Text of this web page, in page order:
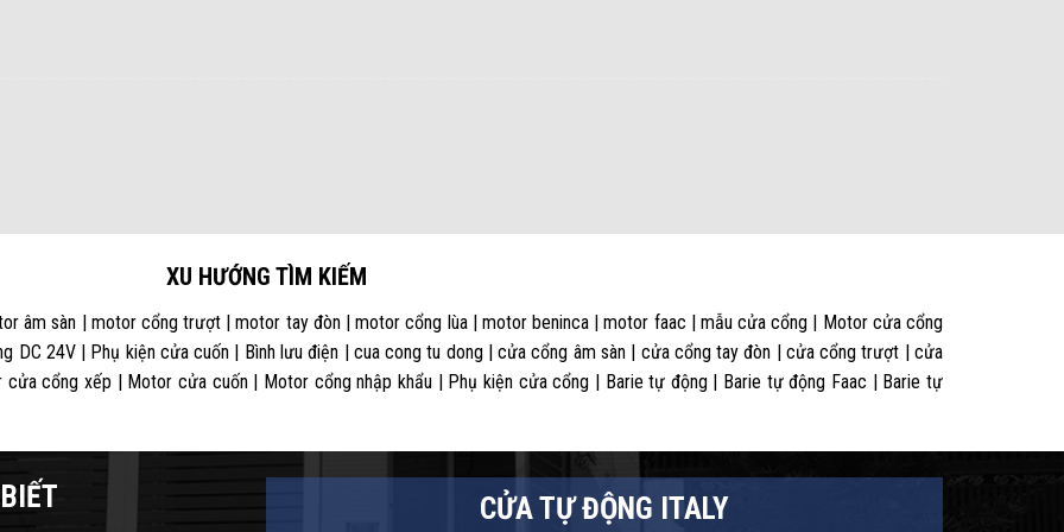
XU HƯỚNG TÌM KIẾM
âm sàn | motor cổng trượt | motor tay đòn | motor cổng lùa | motor beninca | motor faac | mẫu cửa cổng | Motor cửa cổng
DC 24V | Phụ kiện cửa cuốn | Bình lưu điện | cua cong tu dong | cửa cổng âm sàn | cửa cổng tay đòn | cửa cổng trượt | cửa
cổng xếp | Motor cửa cuốn | Motor cổng nhập khẩu | Phụ kiện cửa cổng | Barie tự động | Barie tự động Faac | Barie tự
CỬA TỰ ĐỘNG ITALY